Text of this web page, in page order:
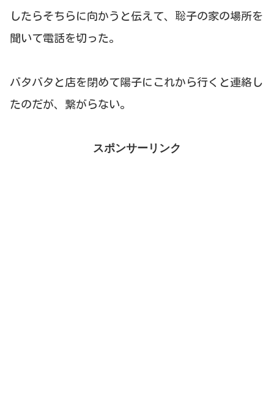
したらそちらに向かうと伝えて、聡子の家の場所を
聞いて電話を切った。
バタバタと店を閉めて陽子にこれから行くと連絡し
たのだが、繋がらない。
スポンサーリンク